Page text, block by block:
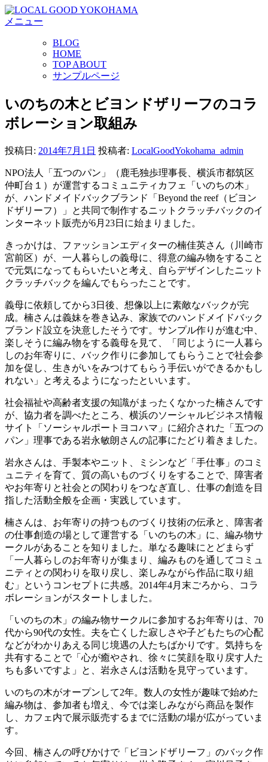
コ
ン
キ
ッ
プ
メニュー
BLOG
HOME
TOP ABOUT
サンプルページ
いのちの木とビヨンドザリーフのコラ
ボレーション取組み
投稿日: 2014年7月1日 投稿者: LocalGoodYokohama_admin
NPO法人「五つのパン」（鹿毛独歩理事長、横浜市都筑区
仲町台１）が運営するコミュニティカフェ「いのちの木」
が、ハンドメイドバックブランド「Beyond the reef（ビヨン
ドザリーフ）」と共同で制作するニットクラッチバックのイ
ンターネット販売が6月23日に始まりました。
きっかけは、ファッションエディターの楠佳英さん（川崎市
宮前区）が、一人暮らしの義母に、得意の編み物をすること
で元気になってもらいたいと考え、自らデザインしたニット
クラッチバックを編んでもらったことです。
義母に依頼してから3日後、想像以上に素敵なバックが完
成。楠さんは義妹を巻き込み、家族でのハンドメイドバック
ブランド設立を決意したそうです。サンプル作りが進む中、
楽しそうに編み物をする義母を見て、「同じように一人暮ら
しのお年寄りに、バック作りに参加してもらうことで社会参
加を促し、生きがいをみつけてもらう手伝いができるかもし
れない」と考えるようになったといいます。
社会福祉や高齢者支援の知識がまったくなかった楠さんです
が、協力者を調べたところ、横浜のソーシャルビジネス情報
サイト「ソーシャルポートヨコハマ」に紹介された「五つの
パン」理事である岩永敏朗さんの記事にたどり着きました。
岩永さんは、手製本やニット、ミシンなど「手仕事」のコミ
ュニティを育て、質の高いものづくりをすることで、障害者
やお年寄りと社会との関わりをつなぎ直し、仕事の創造を目
指した活動全般を企画・実践しています。
楠さんは、お年寄りの持つものづくり技術の伝承と、障害者
の仕事創造の場として運営する「いのちの木」に、編み物サ
ークルがあることを知りました。単なる趣味にとどまらず
「一人暮らしのお年寄りが集まり、編みものを通してコミュ
ニティとの関わりを取り戻し、楽しみながら作品に取り組
む」というコンセプトに共感。2014年4月末ごろから、コラ
ボレーションがスタートしました。
「いのちの木」の編み物サークルに参加するお年寄りは、70
代から90代の女性。夫を亡くした寂しさや子どもたちの心配
などがわかりあえる同じ境遇の人たちばかりです。気持ちを
共有することで「心が癒やされ、徐々に笑顔を取り戻す人た
ちも多いですよ」と、岩永さんは活動を見守っています。
いのちの木がオープンして2年。数人の女性が趣味で始めた
編み物は、参加者も増え、今では楽しみながら商品を製作
し、カフェ内で展示販売するまでに活動の場が広がっていま
す。
今回、楠さんの呼びかけで「ビヨンドザリーフ」のバック作